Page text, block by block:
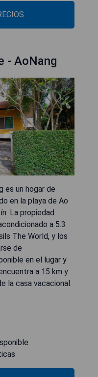
- AoNang
es un hogar de
en la playa de Ao
La propiedad
a 5.3
The World, y los
de
en el lugar y
a 15 km y
la casa vacacional.